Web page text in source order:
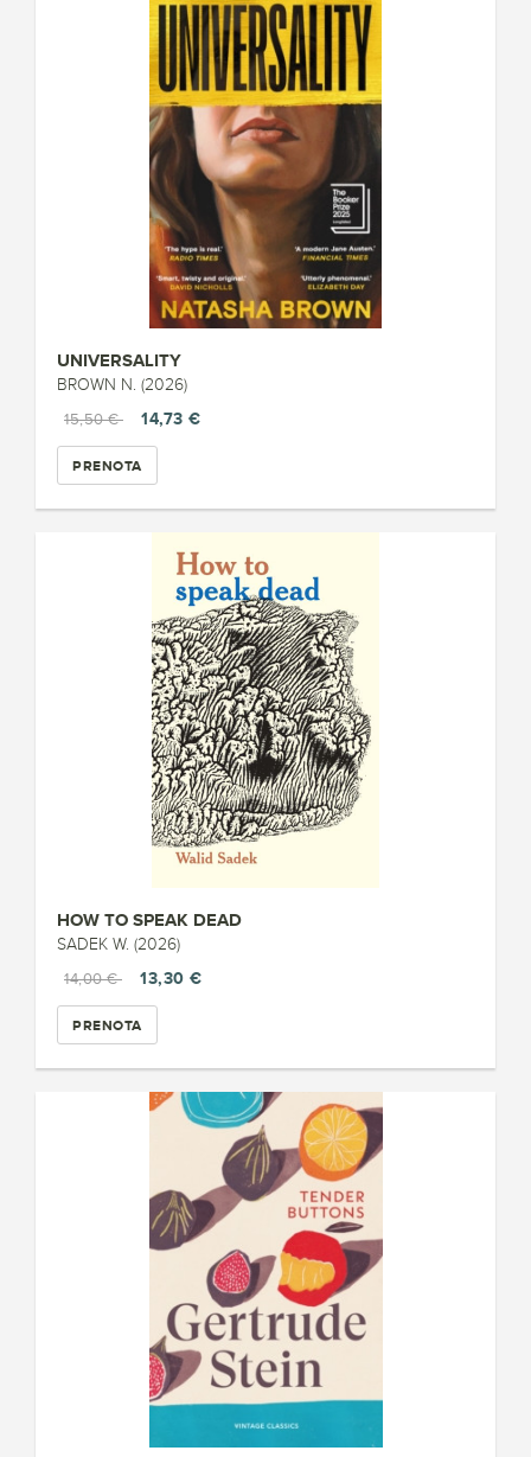
UNIVERSALITY
BROWN N. (2026)
15,50 €
14,73 €
PRENOTA
HOW TO SPEAK DEAD
SADEK W. (2026)
14,00 €
13,30 €
PRENOTA